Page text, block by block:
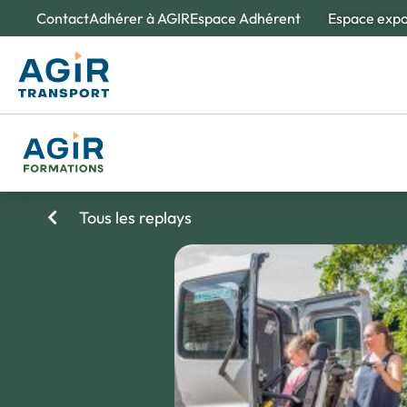
ContactAdhérer à AGIREspace Adhérent Espace
Création et
Nos valeurs
Un
de la
Tous les replays